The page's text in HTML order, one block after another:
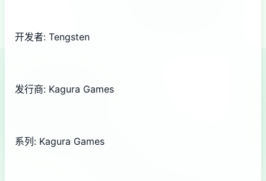
开发者: Tengsten
发行商: Kagura Games
系列: Kagura Games